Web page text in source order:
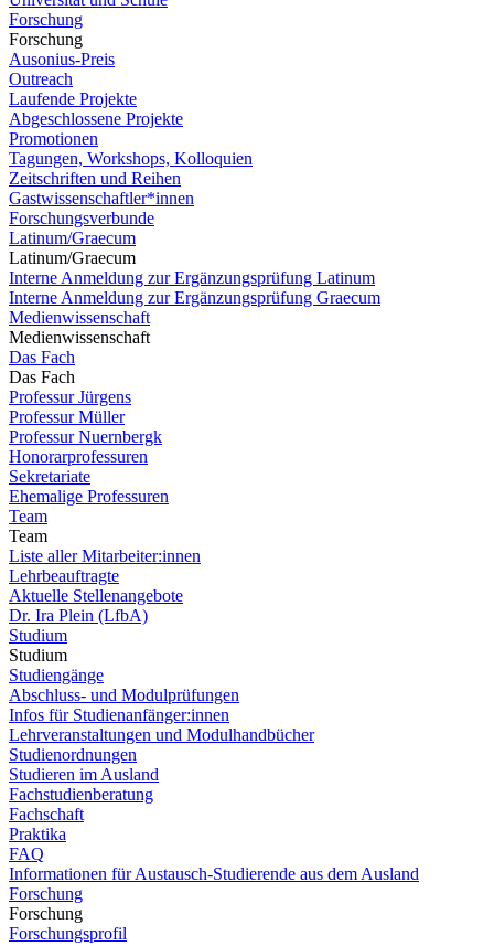
Forschung
Forschung
Ausonius-Preis
Outreach
Laufende Projekte
Abgeschlossene Projekte
Promotionen
Tagungen, Workshops, Kolloquien
Zeitschriften und Reihen
Gastwissenschaftler*innen
Forschungsverbunde
Latinum/Graecum
Latinum/Graecum
Interne Anmeldung zur Ergänzungsprüfung Latinum
Interne Anmeldung zur Ergänzungsprüfung Graecum
Medienwissenschaft
Medienwissenschaft
Das Fach
Das Fach
Professur Jürgens
Professur Müller
Professur Nuernbergk
Honorarprofessuren
Sekretariate
Ehemalige Professuren
Team
Team
Liste aller Mitarbeiter:innen
Lehrbeauftragte
Aktuelle Stellenangebote
Dr. Ira Plein (LfbA)
Studium
Studium
Studiengänge
Abschluss- und Modulprüfungen
Infos für Studienanfänger:innen
Lehrveranstaltungen und Modulhandbücher
Studienordnungen
Studieren im Ausland
Fachstudienberatung
Fachschaft
Praktika
FAQ
Informationen für Austausch-Studierende aus dem Ausland
Forschung
Forschung
Forschungsprofil